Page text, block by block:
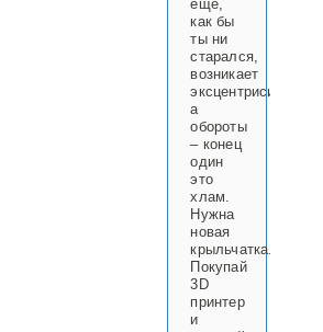
еще,
как бы
ты ни
старался,
возникает
эксцентриситет,
а
обороты
– конец
один
это
хлам.
Нужна
новая
крыльчатка.
Покупай
3D
принтер
и